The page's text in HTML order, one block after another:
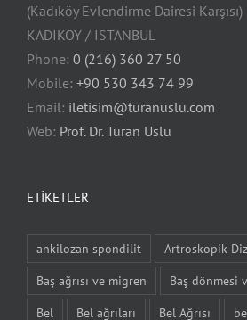
(Kadıköy Evlendirme Dairesi Karşısı)
KADIKÖY / İSTANBUL
Phone: 0 (216) 360 27 50
Mobile: +90 530 343 74 99
Email: iletisim@turanuslu.com
Web: Prof. Dr. Turan Uslu
ETIKETLER
ankilozan spondilit
Artroskopik
Baş ağrısı ve migren
Baş dönmesi
Bel
Bel ağrıları Bel Ağrısı